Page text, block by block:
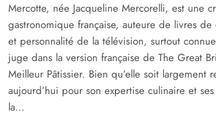
Mercotte, née Jacqueline Mercorelli, est une
gastronomique française, auteure de livres
et personnalité de la télévision, surtout
juge dans la version française de The Great
Meilleur Pâtissier. Bien qu’elle soit largement
aujourd’hui pour son expertise culinaire et
la…